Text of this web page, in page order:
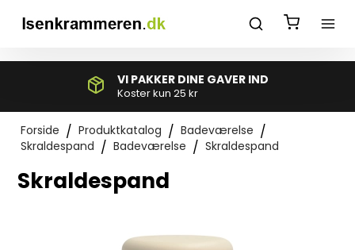
VI PAKKER DINE GAVER IND
Koster kun 25 kr
Forside / Produktkatalog / Badeværelse /
Skraldespand / Badeværelse / Skraldespand
Skraldespand